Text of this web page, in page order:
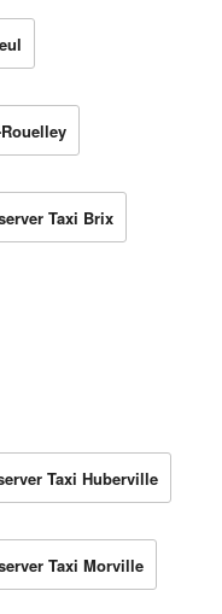
Taxi Brix
Taxi Huberville
Taxi Morville